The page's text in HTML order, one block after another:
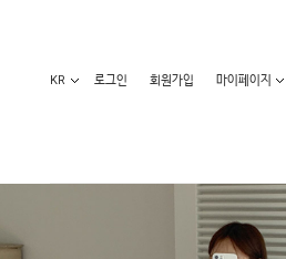
KR 로그인 회원가입 마이페이지